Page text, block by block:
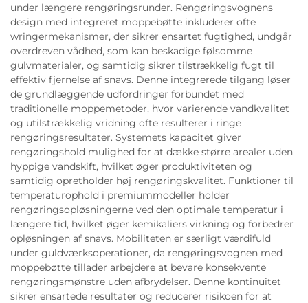
under længere rengøringsrunder. Rengøringsvognens
design med integreret moppebøtte inkluderer ofte
wringermekanismer, der sikrer ensartet fugtighed, undgår
overdreven vådhed, som kan beskadige følsomme
gulvmaterialer, og samtidig sikrer tilstrækkelig fugt til
effektiv fjernelse af snavs. Denne integrerede tilgang løser
de grundlæggende udfordringer forbundet med
traditionelle moppemetoder, hvor varierende vandkvalitet
og utilstrækkelig vridning ofte resulterer i ringe
rengøringsresultater. Systemets kapacitet giver
rengøringshold mulighed for at dække større arealer uden
hyppige vandskift, hvilket øger produktiviteten og
samtidig opretholder høj rengøringskvalitet. Funktioner til
temperaturophold i premiummodeller holder
rengøringsopløsningerne ved den optimale temperatur i
længere tid, hvilket øger kemikaliers virkning og forbedrer
opløsningen af snavs. Mobiliteten er særligt værdifuld
under guldværksoperationer, da rengøringsvognen med
moppebøtte tillader arbejdere at bevare konsekvente
rengøringsmønstre uden afbrydelser. Denne kontinuitet
sikrer ensartede resultater og reducerer risikoen for at